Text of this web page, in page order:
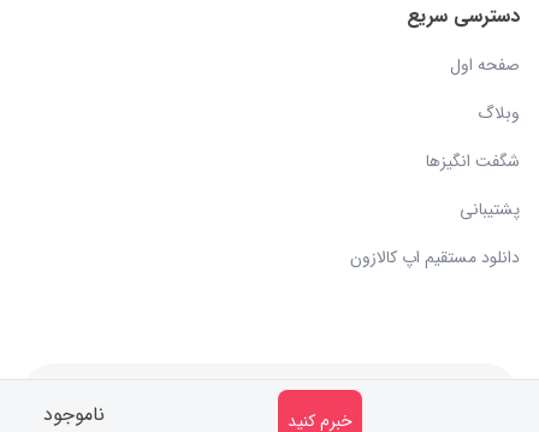
ناموجود خبرم کنید
دسترسی سریع
صفحه اول
وبلاگ
شگفت انگیزها
پشتیبانی
دانلود مستقیم اپ کالازون
کلیه حقوق مادی و معنوی متعلق به سایت کالازون می باشد.